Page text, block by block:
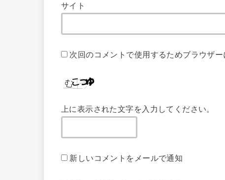
サイト
次回のコメントで使用するためブラウザ
上に表示された文字を入力してください。
新しいコメントをメールで通知